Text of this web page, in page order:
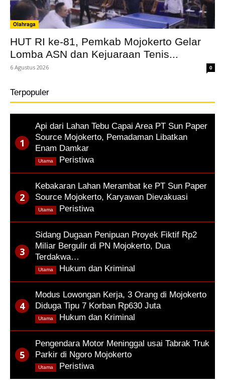
Olahraga
HUT RI ke-81, Pemkab Mojokerto Gelar
Lomba ASN dan Kejuaraan Tenis...
6 Agustus 2026 0
Terpopuler
Api dari Lahan Tebu Capai Area PT Sun Paper
Source Mojokerto, Pemadaman Libatkan
Enam Damkar
Peristiwa
Utama
Kebakaran Lahan Merambat ke PT Sun Paper
Source Mojokerto, Karyawan Dievakuasi
Peristiwa
Utama
Sidang Dugaan Penipuan Proyek Fiktif Rp2
Miliar Bergulir di PN Mojokerto, Dua
Terdakwa…
Hukum dan Kriminal
Utama
Modus Lowongan Kerja, 3 Orang di Mojokerto
Diduga Tipu 7 Korban Rp630 Juta
Hukum dan Kriminal
Utama
Pengendara Motor Meninggal usai Tabrak Truk
Parkir di Ngoro Mojokerto
Peristiwa
Utama